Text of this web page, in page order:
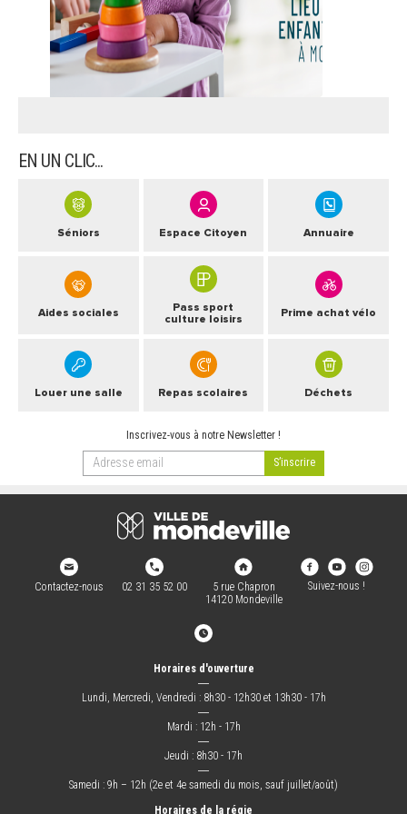
EN UN CLIC...
Séniors Espace Citoyen Annuaire
Aides sociales
Pass sport
culture loisirs
Prime achat vélo
Louer une salle Repas scolaires Déchets
Inscrivez-vous à notre Newsletter !
Contactez-nous 02 31 35 52 00
5 rue Chapron
14120 Mondeville
Suivez-nous !
Horaires d'ouverture
―
Lundi, Mercredi, Vendredi : 8h30 - 12h30 et 13h30 - 17h
―
Mardi : 12h - 17h
―
Jeudi : 8h30 - 17h
―
Samedi : 9h – 12h (2e et 4e samedi du mois, sauf juillet/août)
Horaires de la régie
ARRÊTÉS MUNICIPAUX